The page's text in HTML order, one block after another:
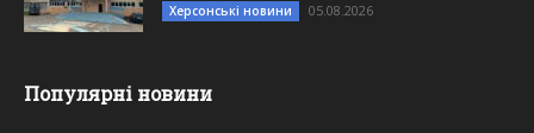
Херсонські новини 05.08.2026
Популярні новини